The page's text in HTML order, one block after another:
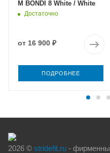
M BONDI 8 White / White
Достаточно
от 16 900 ₽
ПОДРОБНЕЕ
2026 © stridefit.ru -